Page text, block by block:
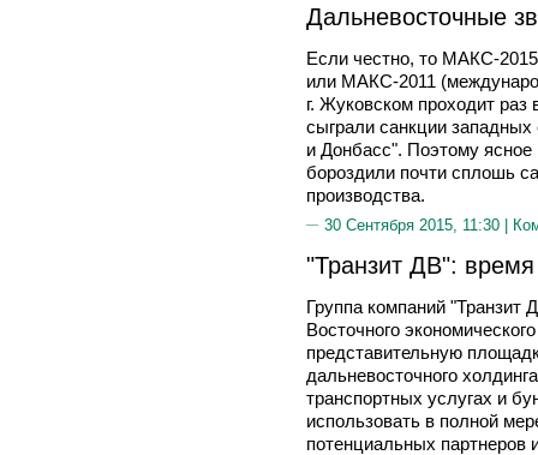
Дальневосточные
Если честно, то МАКС-
или МАКС-2011
г. Жуковском проходит раз
сыграли санкции
и Донбасс". Поэтому ясное
бороздили почти сплошь
производства.
30 Сентября 2015, 11:30 |
"Транзит ДВ":
Группа компаний "Транзит
Восточного
представительную
дальневосточного
транспортных услугах и
использовать в полной
потенциальных партнеров